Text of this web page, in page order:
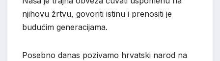
njihovu žrtvu, govoriti istinu i prenositi je
budućim generacijama.
Posebno danas pozivamo hrvatski narod na